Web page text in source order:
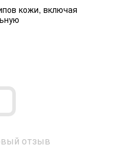
кожи, включая
отзыв